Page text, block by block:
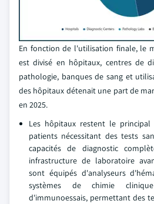
En fonction de l'utilisation finale, le
est divisé en hôpitaux, centres de
pathologie, banques de sang et
des hôpitaux détenait une part de
en 2025.
Les hôpitaux restent le
patients nécessitant des tests
capacités de diagnostic
infrastructure de laboratoire
sont équipés d'analyseurs
systèmes de chimie
d'immunoessais, permettant des